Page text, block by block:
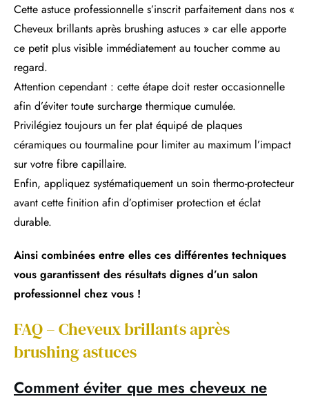
Cette astuce professionnelle s’inscrit parfaitement dans nos «
Cheveux brillants après brushing astuces » car elle apporte
ce petit plus visible immédiatement au toucher comme au
regard.
Attention cependant : cette étape doit rester occasionnelle
afin d’éviter toute surcharge thermique cumulée.
Privilégiez toujours un fer plat équipé de plaques
céramiques ou tourmaline pour limiter au maximum l’impact
sur votre fibre capillaire.
Enfin, appliquez systématiquement un soin thermo-protecteur
avant cette finition afin d’optimiser protection et éclat
durable.
Ainsi combinées entre elles ces différentes techniques
vous garantissent des résultats dignes d’un salon
professionnel chez vous !
FAQ – Cheveux brillants après
brushing astuces
Comment éviter que mes cheveux ne